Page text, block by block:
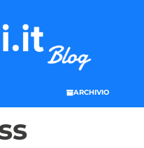
ARCHIVIO